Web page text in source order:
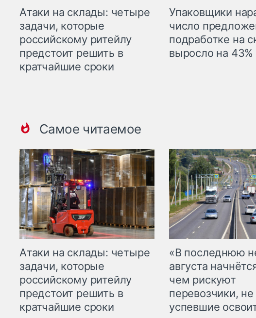
Атаки на склады: четыре
задачи, которые
российскому ритейлу
предстоит решить в
кратчайшие сроки
Упаковщики
число
подработке на
выросло на 43%
Самое читаемое
Атаки на склады: четыре
задачи, которые
российскому ритейлу
предстоит решить в
кратчайшие сроки
«В последнюю
августа
чем рискуют
перевозчики, не
успевшие